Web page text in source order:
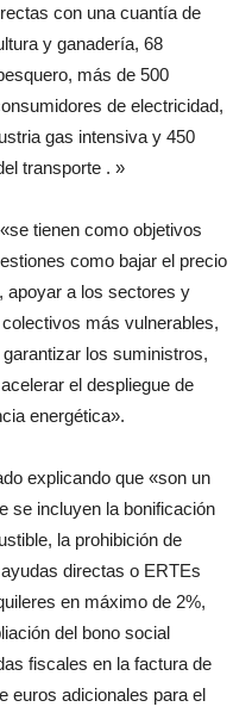
con una cuantía de
y ganadería, 68
más de 500
de electricidad,
gas intensiva y 450
transporte . »
tienen como objetivos
como bajar el precio
apoyar a los sectores y
más vulnerables,
los suministros,
el despliegue de
energética».
explicando que «son un
se incluyen la bonificación
la prohibición de
directas o ERTEs
en máximo de 2%,
del bono social
fiscales en la factura de
euros adicionales para el